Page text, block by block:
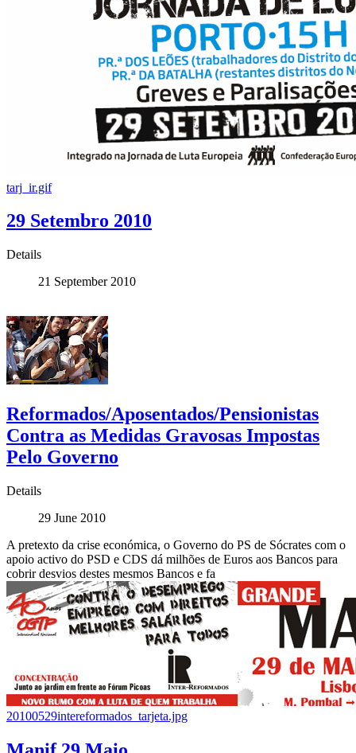
tarj_ir.gif
29 Setembro 2010
Details
21 September 2010
Reformados/Aposentados/Pensionistas
Contra as Medidas Gravosas Impostas
Pelo Governo
Details
29 June 2010
A pretexto da crise económica, o Governo do PS de Sócrates com o
apoio activo do PSD e CDS dá milhões de Euros aos Bancos para
cobrir desvios destes mesmos Bancos e fa
20100529intereformados_tarjeta.jpg